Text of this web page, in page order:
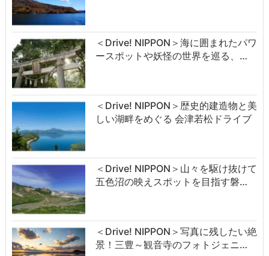
＜Drive! NIPPON＞海に囲まれたパワ
ースポットや妖怪の世界を巡る、…
＜Drive! NIPPON＞歴史的建造物と美
しい湖畔をめぐる 会津若松ドライブ
＜Drive! NIPPON＞山々を駆け抜けて
五色沼の映えスポットを目指す磐…
＜Drive! NIPPON＞写真に残したい絶
景！三豊～観音寺のフォトジェニ…